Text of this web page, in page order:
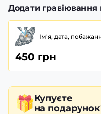
Додати гравіювання
Ім'я, дата,
450 грн
Купуєте
на